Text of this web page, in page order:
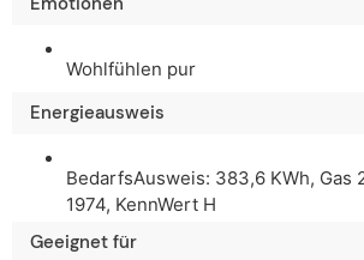
Wohlfühlen pur
Energieausweis
BedarfsAusweis: 383,6 KWh, Gas
1974, KennWert H
Geeignet für